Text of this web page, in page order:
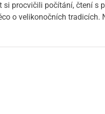
si procvičili počítání, čtení
o velikonočních tradicích.